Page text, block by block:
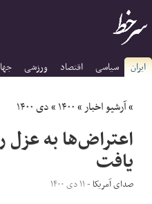
ایران سیاسی اقتصاد ورزشی
»آرشیو اخبار»۱۴۰۰»دی ۱۴۰۰
اعتراض‌ها به عزل
یافت
صدای آمریکا - ۱۱ دی ۱۴۰۰